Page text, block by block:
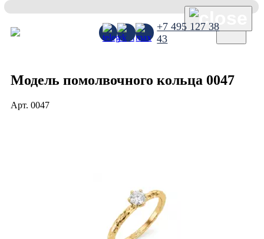
+7 495 127 38
43
Модель помолвочного кольца 0047
Арт. 0047
×